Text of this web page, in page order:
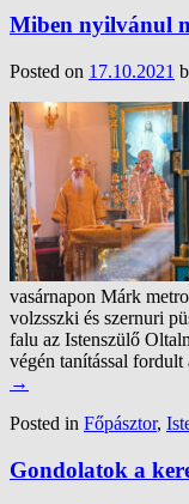
Miben nyilvánul
Posted on 17.10.2021
vasárnapon Márk
volzsszki és szernuri
falu az Istenszülő
végén tanítással
→
Posted in Főpásztor,
Gondolatok a